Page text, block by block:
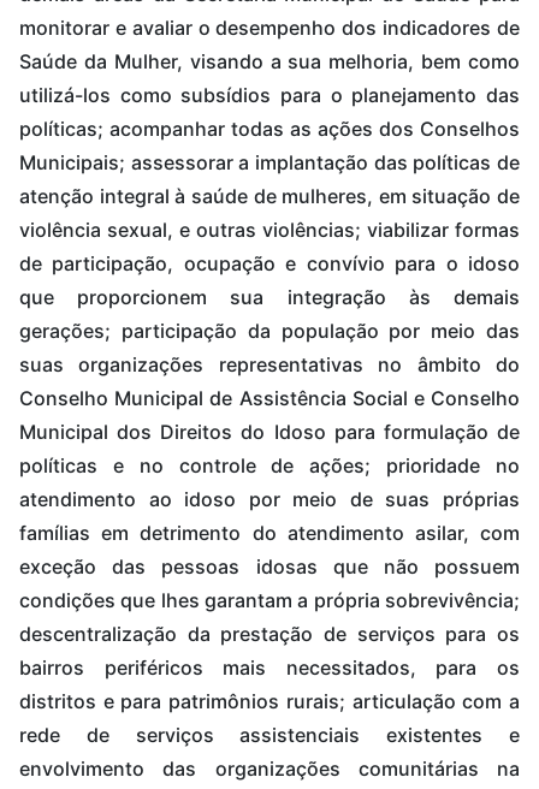
monitorar e avaliar o desempenho dos indicadores de
Saúde da Mulher, visando a sua melhoria, bem como
utilizá-los como subsídios para o planejamento das
políticas; acompanhar todas as ações dos Conselhos
Municipais; assessorar a implantação das políticas de
atenção integral à saúde de mulheres, em situação de
violência sexual, e outras violências; viabilizar formas
de participação, ocupação e convívio para o idoso
que proporcionem sua integração às demais
gerações; participação da população por meio das
suas organizações representativas no âmbito do
Conselho Municipal de Assistência Social e Conselho
Municipal dos Direitos do Idoso para formulação de
políticas e no controle de ações; prioridade no
atendimento ao idoso por meio de suas próprias
famílias em detrimento do atendimento asilar, com
exceção das pessoas idosas que não possuem
condições que lhes garantam a própria sobrevivência;
descentralização da prestação de serviços para os
bairros periféricos mais necessitados, para os
distritos e para patrimônios rurais; articulação com a
rede de serviços assistenciais existentes e
envolvimento das organizações comunitárias na